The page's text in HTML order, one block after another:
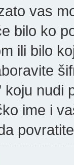
vas
bilo ko
ili bilo
koju
ime i